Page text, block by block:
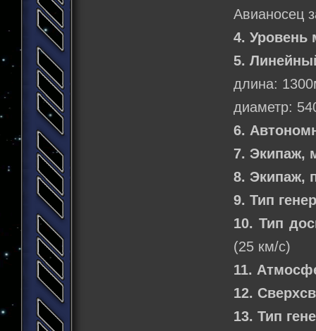
Авианосец
4. Уровень
5.
длина:
диаметр:
6.
7. Экипаж,
8. Экипаж,
9. Тип
10. Тип
(25 км/с)
11.
12.
13. Тип